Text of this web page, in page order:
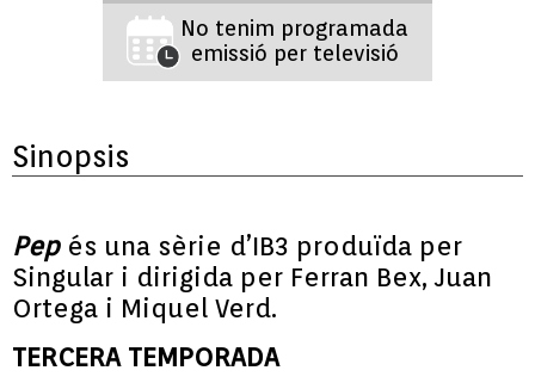
No tenim programada
emissió per televisió
Sinopsis
Pepés una sèrie d’IB3 produïda per
Singular i dirigida per Ferran Bex, Juan
Ortega i Miquel Verd.
TERCERA TEMPORADA